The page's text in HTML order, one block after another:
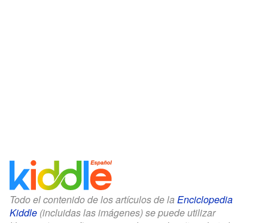
Todo el contenido de los artículos de la Enciclopedia
Kiddle (incluidas las imágenes) se puede utilizar